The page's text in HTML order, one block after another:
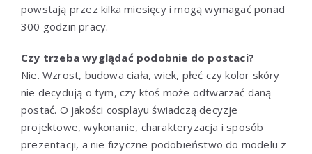
powstają przez kilka miesięcy i mogą wymagać ponad
300 godzin pracy.
Czy trzeba wyglądać podobnie do postaci?
Nie. Wzrost, budowa ciała, wiek, płeć czy kolor skóry
nie decydują o tym, czy ktoś może odtwarzać daną
postać. O jakości cosplayu świadczą decyzje
projektowe, wykonanie, charakteryzacja i sposób
prezentacji, a nie fizyczne podobieństwo do modelu z